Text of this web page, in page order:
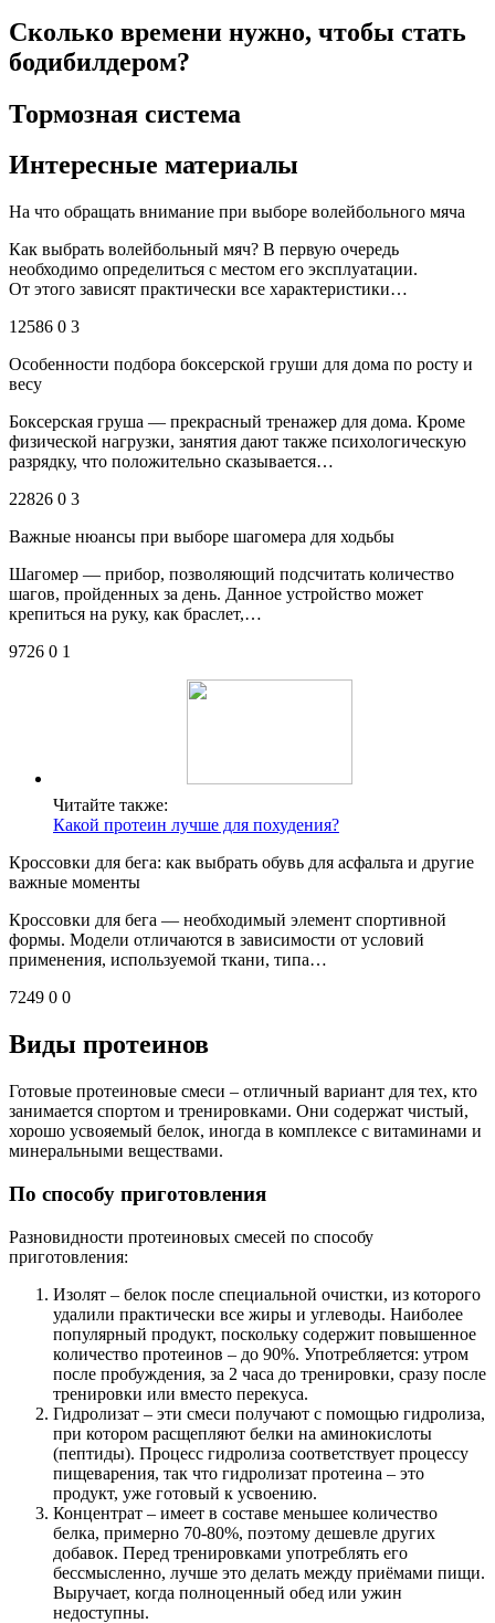
Сколько времени нужно, чтобы стать
бодибилдером?
Тормозная система
Интересные материалы
На что обращать внимание при выборе волейбольного мяча
Как выбрать волейбольный мяч? В первую очередь
необходимо определиться с местом его эксплуатации.
От этого зависят практически все характеристики…
12586 0 3
Особенности подбора боксерской груши для дома по росту и
весу
Боксерская груша — прекрасный тренажер для дома. Кроме
физической нагрузки, занятия дают также психологическую
разрядку, что положительно сказывается…
22826 0 3
Важные нюансы при выборе шагомера для ходьбы
Шагомер — прибор, позволяющий подсчитать количество
шагов, пройденных за день. Данное устройство может
крепиться на руку, как браслет,…
9726 0 1
Читайте также:
Какой протеин лучше для похудения?
Кроссовки для бега: как выбрать обувь для асфальта и другие
важные моменты
Кроссовки для бега — необходимый элемент спортивной
формы. Модели отличаются в зависимости от условий
применения, используемой ткани, типа…
7249 0 0
Виды протеинов
Готовые протеиновые смеси – отличный вариант для тех, кто
занимается спортом и тренировками. Они содержат чистый,
хорошо усвояемый белок, иногда в комплексе с витаминами и
минеральными веществами.
По способу приготовления
Разновидности протеиновых смесей по способу
приготовления:
Изолят – белок после специальной очистки, из которого
удалили практически все жиры и углеводы. Наиболее
популярный продукт, поскольку содержит повышенное
количество протеинов – до 90%. Употребляется: утром
после пробуждения, за 2 часа до тренировки, сразу после
тренировки или вместо перекуса.
Гидролизат – эти смеси получают с помощью гидролиза,
при котором расщепляют белки на аминокислоты
(пептиды). Процесс гидролиза соответствует процессу
пищеварения, так что гидролизат протеина – это
продукт, уже готовый к усвоению.
Концентрат – имеет в составе меньшее количество
белка, примерно 70-80%, поэтому дешевле других
добавок. Перед тренировками употреблять его
бессмысленно, лучше это делать между приёмами пищи.
Выручает, когда полноценный обед или ужин
недоступны.